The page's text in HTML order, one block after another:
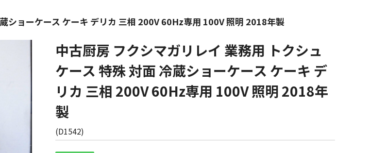
ショーケース ケーキ デリカ 三相 200V 60Hz専用 100V 照明 2018年製
中古厨房 フクシマガリレイ 業務用 トクシュ
ケース 特殊 対面 冷蔵ショーケース ケーキ デ
リカ 三相 200V 60Hz専用 100V 照明 2018年
製
(D1542)